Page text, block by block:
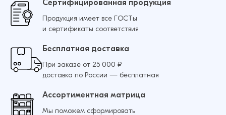
Сертифицированная продукция
Продукция имеет все ГОСТы
и сертификаты соответствия
Бесплатная доставка
При заказе от 25 000 ₽
доставка по России — бесплатная
Ассортиментная матрица
Мы поможем сформировать